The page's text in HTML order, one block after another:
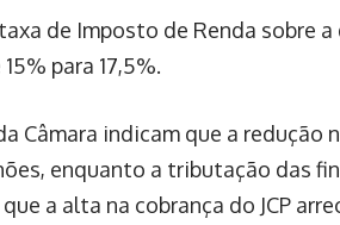
de Imposto de Renda sobre
para 17,5%.
Câmara indicam que a
enquanto a tributação das
a alta na cobrança do JCP